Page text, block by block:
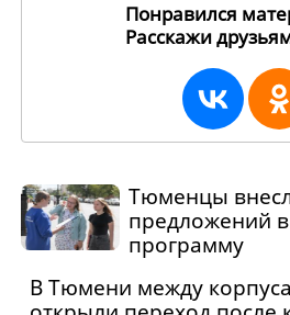
Понравился
Расскажи
Тюменцы
предложений
программу
В Тюмени между